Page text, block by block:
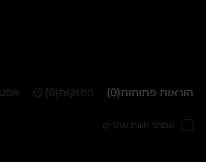
הוראות פתוחות(0) החזקות(0)
הסתר זוגות אחרים